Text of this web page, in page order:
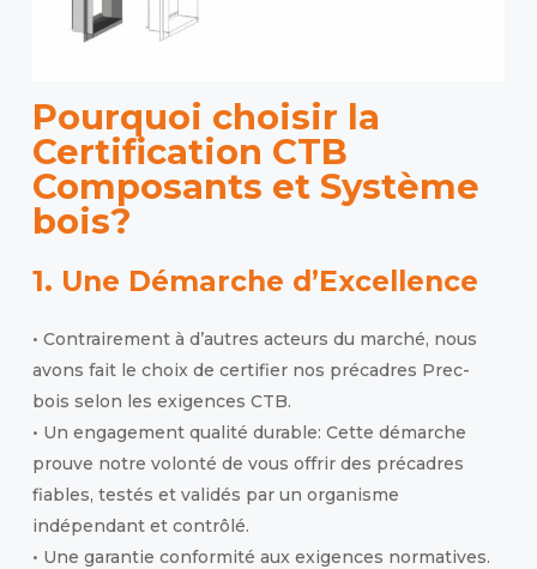
Pourquoi choisir la
Certification CTB
Composants et Système
bois?
1. Une Démarche d’Excellence
• Contrairement à d’autres acteurs du marché, nous
avons fait le choix de certifier nos précadres Prec-
bois selon les exigences CTB.
• Un engagement qualité durable: Cette démarche
prouve notre volonté de vous offrir des précadres
fiables, testés et validés par un organisme
indépendant et contrôlé.
• Une garantie conformité aux exigences normatives.